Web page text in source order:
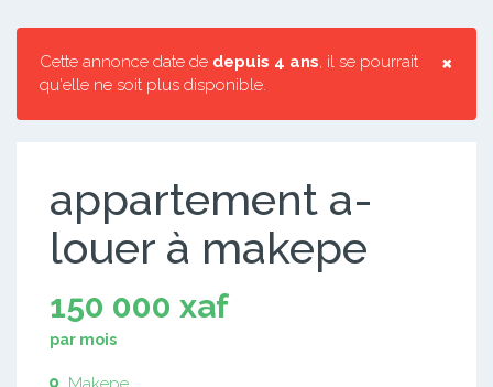
×
Cette annonce date de depuis 4 ans, il se pourrait
qu'elle ne soit plus disponible.
appartement a-
louer à makepe
150 000 xaf
par mois